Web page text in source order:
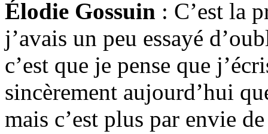
Élodie Gossuin : C’est la
j’avais un peu essayé
c’est que je pense que
sincèrement aujourd’hui
mais c’est plus par envie